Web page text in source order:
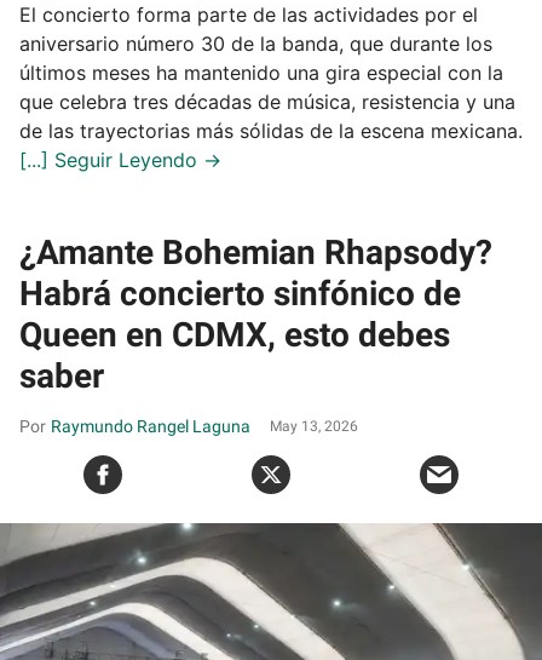
El concierto forma parte de las actividades por el
aniversario número 30 de la banda, que durante los
últimos meses ha mantenido una gira especial con la
que celebra tres décadas de música, resistencia y una
de las trayectorias más sólidas de la escena mexicana.
¿Amante Bohemian Rhapsody?
Habrá concierto sinfónico de
Queen en CDMX, esto debes
saber
Raymundo Rangel Laguna May 13, 2026